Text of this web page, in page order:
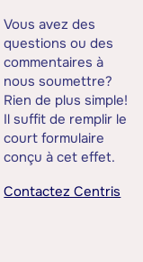
Vous avez des
questions ou des
commentaires à
nous soumettre?
Rien de plus simple!
Il suffit de remplir le
court formulaire
conçu à cet effet.
Contactez Centris